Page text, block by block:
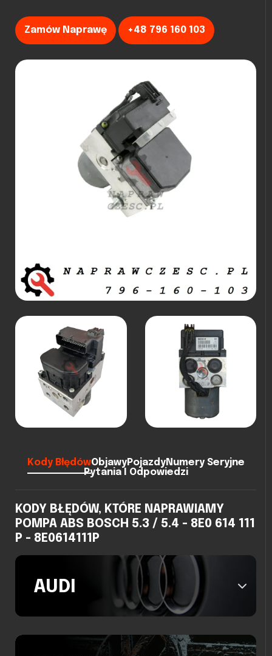
Zamów Naprawę +48 796 160 103
Kody BłędówObjawyPojazdyNumery Seryjne
Pytania I Odpowiedzi
KODY BŁĘDÓW, KTÓRE NAPRAWIAMY
POMPA ABS BOSCH 5.3 / 5.4 - 8E0 614 111
P - 8E0614111P
AUDI